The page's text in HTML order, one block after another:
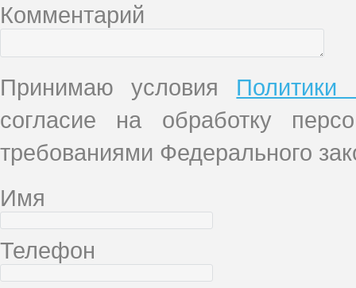
Комментарий
Принимаю условия Политики
согласие на обработку
требованиями Федерального
Имя
Телефон